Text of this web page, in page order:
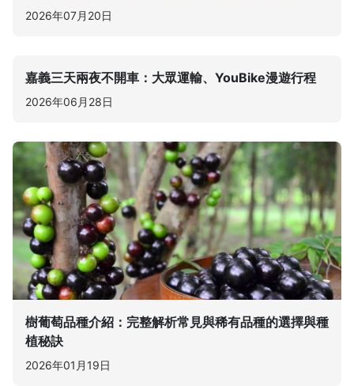
2026年07月20日
嘉義三天兩夜不開車：大眾運輸、YouBike漫遊行程
2026年06月28日
樹葡萄品種介紹：完整解析常見與稀有品種的選擇與種
植秘訣
2026年01月19日